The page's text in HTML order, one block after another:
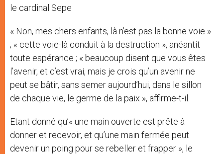
le cardinal Sepe
« Non, mes chers enfants, là n’est pas la bonne voie »
; « cette voie-là conduit à la destruction », anéantit
toute espérance ; « beaucoup disent que vous êtes
l’avenir, et c’est vrai, mais je crois qu’un avenir ne
peut se bâtir, sans semer aujourd’hui, dans le sillon
de chaque vie, le germe de la paix », affirme-t-il.
Etant donné qu’« une main ouverte est prête à
donner et recevoir, et qu’une main fermée peut
devenir un poing pour se rebeller et frapper », le